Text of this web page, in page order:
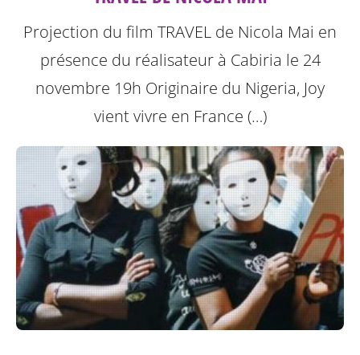
Projection du film TRAVEL de Nicola Mai en
présence du réalisateur à Cabiria le 24
novembre 19h Originaire du Nigeria, Joy
vient vivre en France (…)